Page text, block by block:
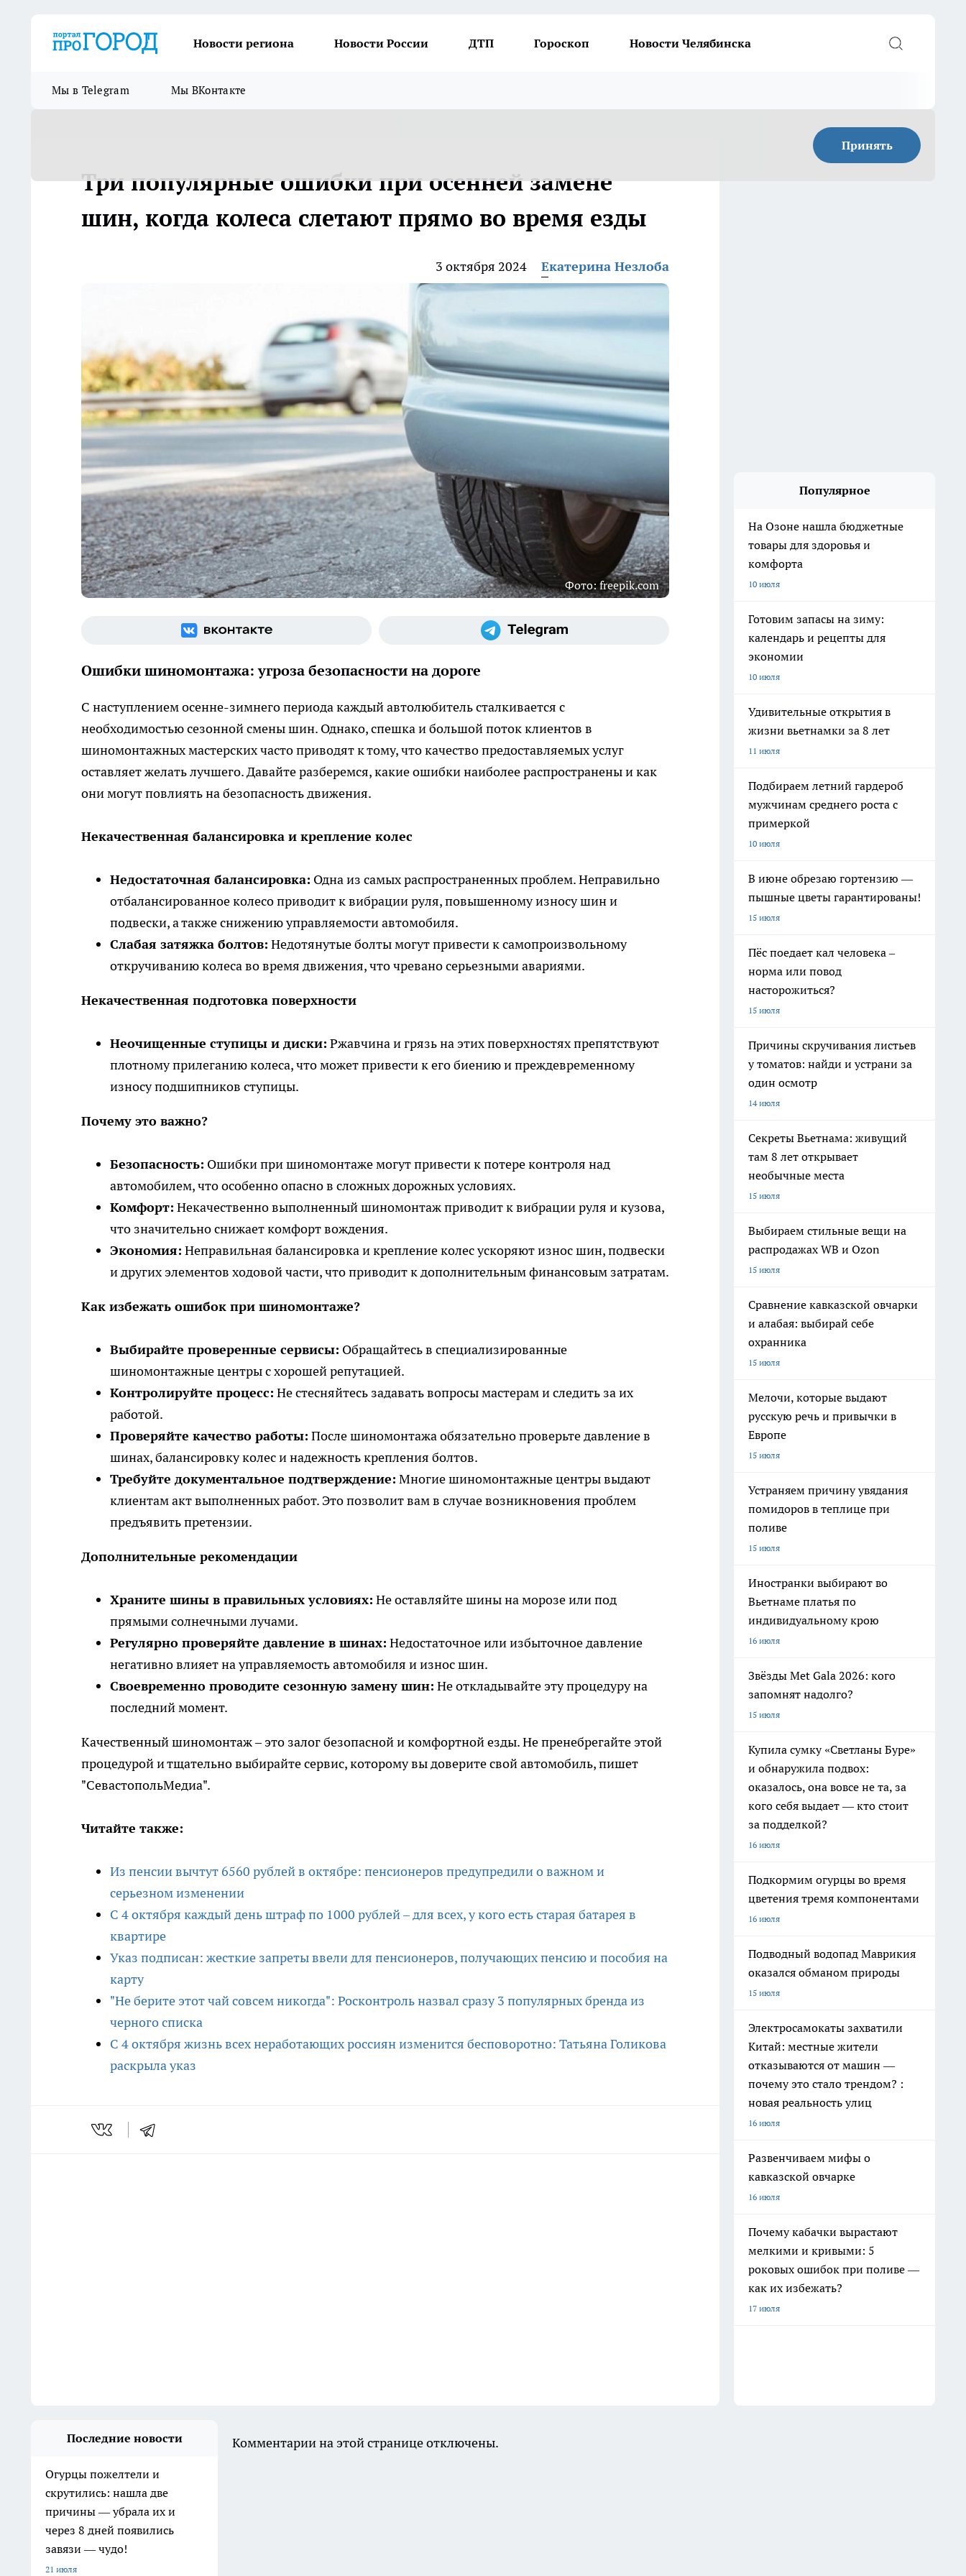
Новости региона Новости России ДТП Гороскоп Новости Челябинска
Мы в Telegram Мы ВКонтакте
Принять
Три популярные ошибки при осенней замене
шин, когда колеса слетают прямо во время езды
3 октября 2024 Екатерина Незлоба
Фото: freepik.com
Ошибки шиномонтажа: угроза безопасности на дороге
С наступлением осенне-зимнего периода каждый автолюбитель сталкивается с
необходимостью сезонной смены шин. Однако, спешка и большой поток клиентов в
шиномонтажных мастерских часто приводят к тому, что качество предоставляемых услуг
оставляет желать лучшего. Давайте разберемся, какие ошибки наиболее распространены и как
они могут повлиять на безопасность движения.
Некачественная балансировка и крепление колес
Недостаточная балансировка: Одна из самых распространенных проблем. Неправильно
отбалансированное колесо приводит к вибрации руля, повышенному износу шин и
подвески, а также снижению управляемости автомобиля.
Слабая затяжка болтов: Недотянутые болты могут привести к самопроизвольному
откручиванию колеса во время движения, что чревано серьезными авариями.
Некачественная подготовка поверхности
Неочищенные ступицы и диски: Ржавчина и грязь на этих поверхностях препятствуют
плотному прилеганию колеса, что может привести к его биению и преждевременному
износу подшипников ступицы.
Почему это важно?
Безопасность: Ошибки при шиномонтаже могут привести к потере контроля над
автомобилем, что особенно опасно в сложных дорожных условиях.
Комфорт: Некачественно выполненный шиномонтаж приводит к вибрации руля и кузова,
что значительно снижает комфорт вождения.
Экономия: Неправильная балансировка и крепление колес ускоряют износ шин, подвески
и других элементов ходовой части, что приводит к дополнительным финансовым затратам.
Как избежать ошибок при шиномонтаже?
Выбирайте проверенные сервисы: Обращайтесь в специализированные
шиномонтажные центры с хорошей репутацией.
Контролируйте процесс: Не стесняйтесь задавать вопросы мастерам и следить за их
работой.
Проверяйте качество работы: После шиномонтажа обязательно проверьте давление в
шинах, балансировку колес и надежность крепления болтов.
Требуйте документальное подтверждение: Многие шиномонтажные центры выдают
клиентам акт выполненных работ. Это позволит вам в случае возникновения проблем
предъявить претензии.
Дополнительные рекомендации
Храните шины в правильных условиях: Не оставляйте шины на морозе или под
прямыми солнечными лучами.
Регулярно проверяйте давление в шинах: Недостаточное или избыточное давление
негативно влияет на управляемость автомобиля и износ шин.
Своевременно проводите сезонную замену шин: Не откладывайте эту процедуру на
последний момент.
Качественный шиномонтаж – это залог безопасной и комфортной езды. Не пренебрегайте этой
процедурой и тщательно выбирайте сервис, которому вы доверите свой автомобиль, пишет
"СевастопольМедиа".
Читайте также:
Из пенсии вычтут 6560 рублей в октябре: пенсионеров предупредили о важном и
серьезном изменении
С 4 октября каждый день штраф по 1000 рублей – для всех, у кого есть старая батарея в
квартире
Указ подписан: жесткие запреты ввели для пенсионеров, получающих пенсию и пособия на
карту
"Не берите этот чай совсем никогда": Росконтроль назвал сразу 3 популярных бренда из
черного списка
С 4 октября жизнь всех неработающих россиян изменится бесповоротно: Татьяна Голикова
раскрыла указ
Популярное
На Озоне нашла бюджетные
товары для здоровья и
комфорта
10 июля
Готовим запасы на зиму:
календарь и рецепты для
экономии
10 июля
Удивительные открытия в
жизни вьетнамки за 8 лет
11 июля
Подбираем летний гардероб
мужчинам среднего роста с
примеркой
10 июля
В июне обрезаю гортензию —
пышные цветы гарантированы!
15 июля
Пёс поедает кал человека –
норма или повод
насторожиться?
15 июля
Причины скручивания листьев
у томатов: найди и устрани за
один осмотр
14 июля
Секреты Вьетнама: живущий
там 8 лет открывает
необычные места
15 июля
Выбираем стильные вещи на
распродажах WB и Ozon
15 июля
Сравнение кавказской овчарки
и алабая: выбирай себе
охранника
15 июля
Мелочи, которые выдают
русскую речь и привычки в
Европе
15 июля
Устраняем причину увядания
помидоров в теплице при
поливе
15 июля
Иностранки выбирают во
Вьетнаме платья по
индивидуальному крою
16 июля
Звёзды Met Gala 2026: кого
запомнят надолго?
15 июля
Купила сумку «Светланы Буре»
и обнаружила подвох:
оказалось, она вовсе не та, за
кого себя выдает — кто стоит
за подделкой?
16 июля
Подкормим огурцы во время
цветения тремя компонентами
16 июля
Подводный водопад Маврикия
оказался обманом природы
15 июля
Электросамокаты захватили
Китай: местные жители
отказываются от машин —
почему это стало трендом? :
новая реальность улиц
16 июля
Развенчиваем мифы о
кавказской овчарке
16 июля
Почему кабачки вырастают
мелкими и кривыми: 5
роковых ошибок при поливе —
как их избежать?
17 июля
Последние новости
Огурцы пожелтели и
скрутились: нашла две
причины — убрала их и
через 8 дней появились
завязи — чудо!
21 июля
Комментарии на этой странице отключены.